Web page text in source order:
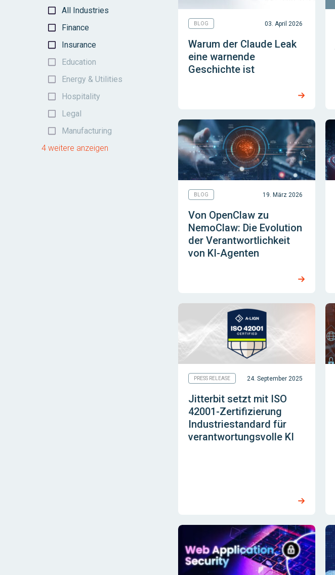
All Industries
Finance
Insurance
Education
Energy & Utilities
Hospitality
Legal
Manufacturing
4 weitere anzeigen
BLOG 03. April 2026
Warum der Claude Leak
eine warnende
Geschichte ist
BLOG 19. März 2026
Von OpenClaw zu
NemoClaw: Die Evolution
der Verantwortlichkeit
von KI-Agenten
PRESS RELEASE 24. September 2025
Jitterbit setzt mit ISO
42001-Zertifizierung
Industriestandard für
verantwortungsvolle KI